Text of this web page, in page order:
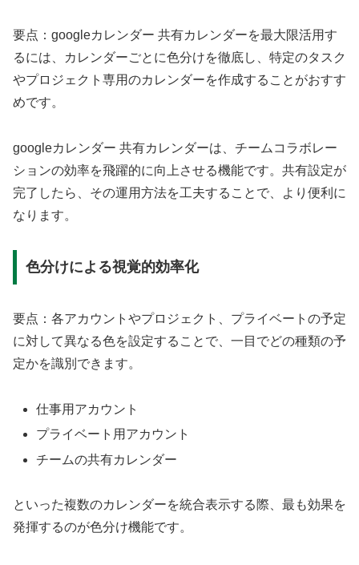
要点：googleカレンダー 共有カレンダーを最大限活用す
るには、カレンダーごとに色分けを徹底し、特定のタスク
やプロジェクト専用のカレンダーを作成することがおすす
めです。
googleカレンダー 共有カレンダーは、チームコラボレー
ションの効率を飛躍的に向上させる機能です。共有設定が
完了したら、その運用方法を工夫することで、より便利に
なります。
色分けによる視覚的効率化
要点：各アカウントやプロジェクト、プライベートの予定
に対して異なる色を設定することで、一目でどの種類の予
定かを識別できます。
仕事用アカウント
プライベート用アカウント
チームの共有カレンダー
といった複数のカレンダーを統合表示する際、最も効果を
発揮するのが色分け機能です。